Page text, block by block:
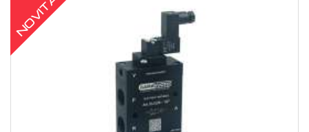
NOVITÀ